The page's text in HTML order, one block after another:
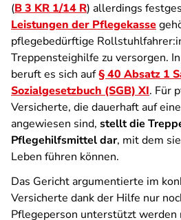
(B 3 KR 1/14 R) allerdings
Leistungen der Pflegekasse
pflegebedürftige
Treppensteighilfe zu versorgen.
beruft es sich auf§ 40 Absatz 1
Sozialgesetzbuch (SGB) XI. Für
Versicherte, die dauerhaft auf
angewiesen sind, stellt die
Pflegehilfsmittel dar, mit dem
Leben führen können.
Das Gericht argumentierte im
Versicherte dank der Hilfe nur
Pflegeperson unterstützt werden